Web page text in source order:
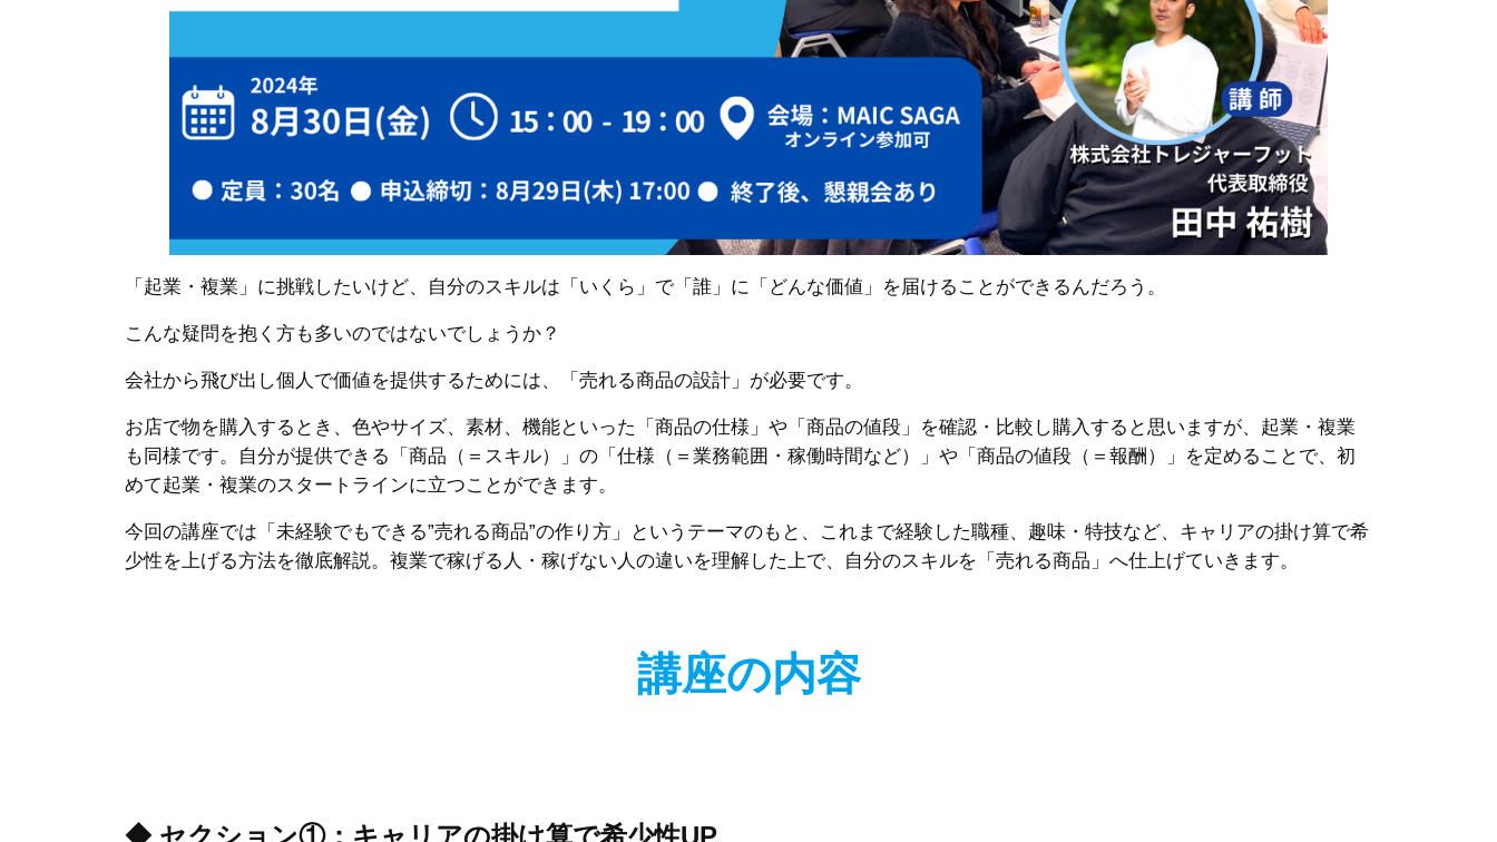
「起業・複業」に挑戦したいけど、自分のスキルは「いくら」で「誰」に「どんな価値」を届けることができるんだろう。
こんな疑問を抱く方も多いのではないでしょうか？
会社から飛び出し個人で価値を提供するためには、「売れる商品の設計」が必要です。
お店で物を購入するとき、色やサイズ、素材、機能といった「商品の仕様」や「商品の値段」を確認・比較し購入すると思いますが、起業・複業
も同様です。自分が提供できる「商品（＝スキル）」の「仕様（＝業務範囲・稼働時間など）」や「商品の値段（＝報酬）」を定めることで、初
めて起業・複業のスタートラインに立つことができます。
今回の講座では「未経験でもできる”売れる商品”の作り方」というテーマのもと、これまで経験した職種、趣味・特技など、キャリアの掛け算で希
少性を上げる方法を徹底解説。複業で稼げる人・稼げない人の違いを理解した上で、自分のスキルを「売れる商品」へ仕上げていきます。
講座の内容
◆ セクション①：キャリアの掛け算で希少性UP